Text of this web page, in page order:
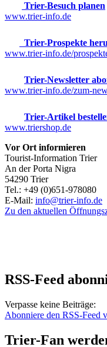
Trier-Besuch planen
www.trier-info.de
Trier-Prospekte
www.trier-info.de/
Trier-Newsletter
www.trier-info.de/zum-
Trier-Artikel
www.triershop.de
Vor Ort informieren
Tourist-Information Trier
An der Porta Nigra
54290 Trier
Tel.: +49 (0)651-978080
E-Mail: info@trier-info.de
Zu den aktuellen
RSS-Feed
Verpasse keine Beiträge:
Abonniere den RSS-Feed
Trier-Fan